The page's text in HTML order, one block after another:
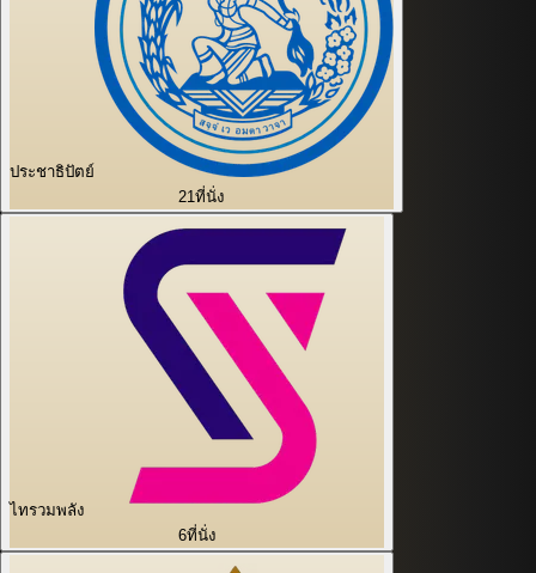
ประชาธิปัตย์
21ที่นั่ง
ไทรวมพลัง
6ที่นั่ง